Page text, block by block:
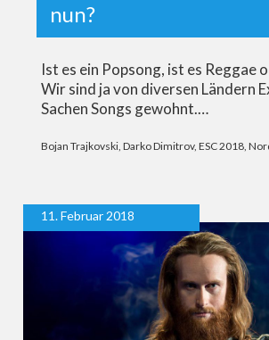
nun?
Ist es ein Popsong, ist es Reggae
Wir sind ja von diversen Ländern
Sachen Songs gewohnt.…
Bojan Trajkovski, Darko Dimitrov, ESC 2018,
11. Februar 2018